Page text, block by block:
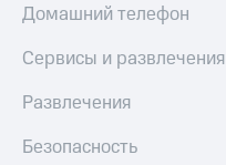
Домашний телефон
Сервисы и развлечения
Развлечения
Безопасность